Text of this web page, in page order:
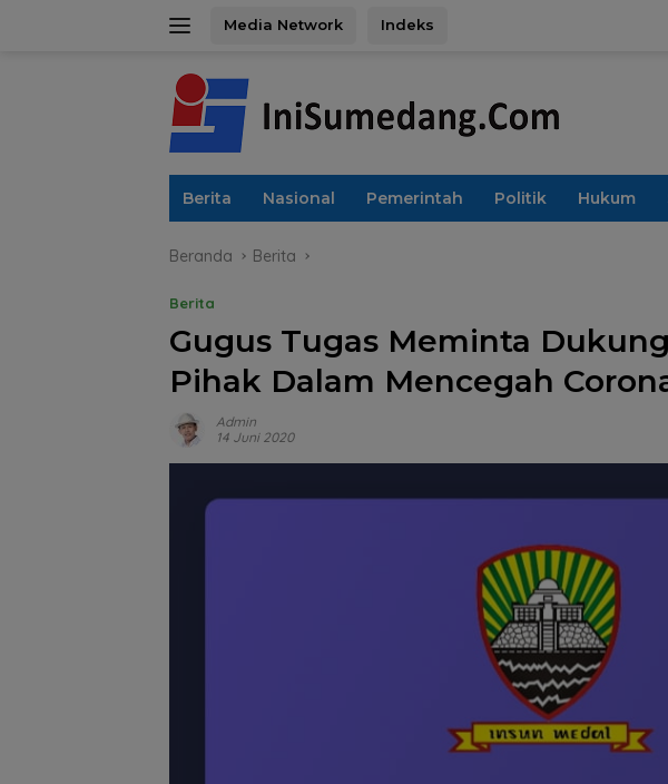
Media Network Indeks
Berita Nasional Pemerintah Politik Hukum
Beranda Berita
Berita
Gugus Tugas Meminta
Pihak Dalam Mencegah
Admin
14 Juni 2020